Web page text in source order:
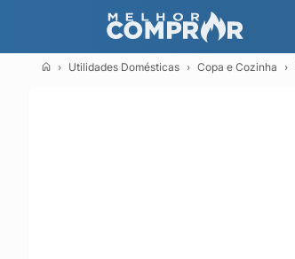
Utilidades Domésticas Copa e Cozinha